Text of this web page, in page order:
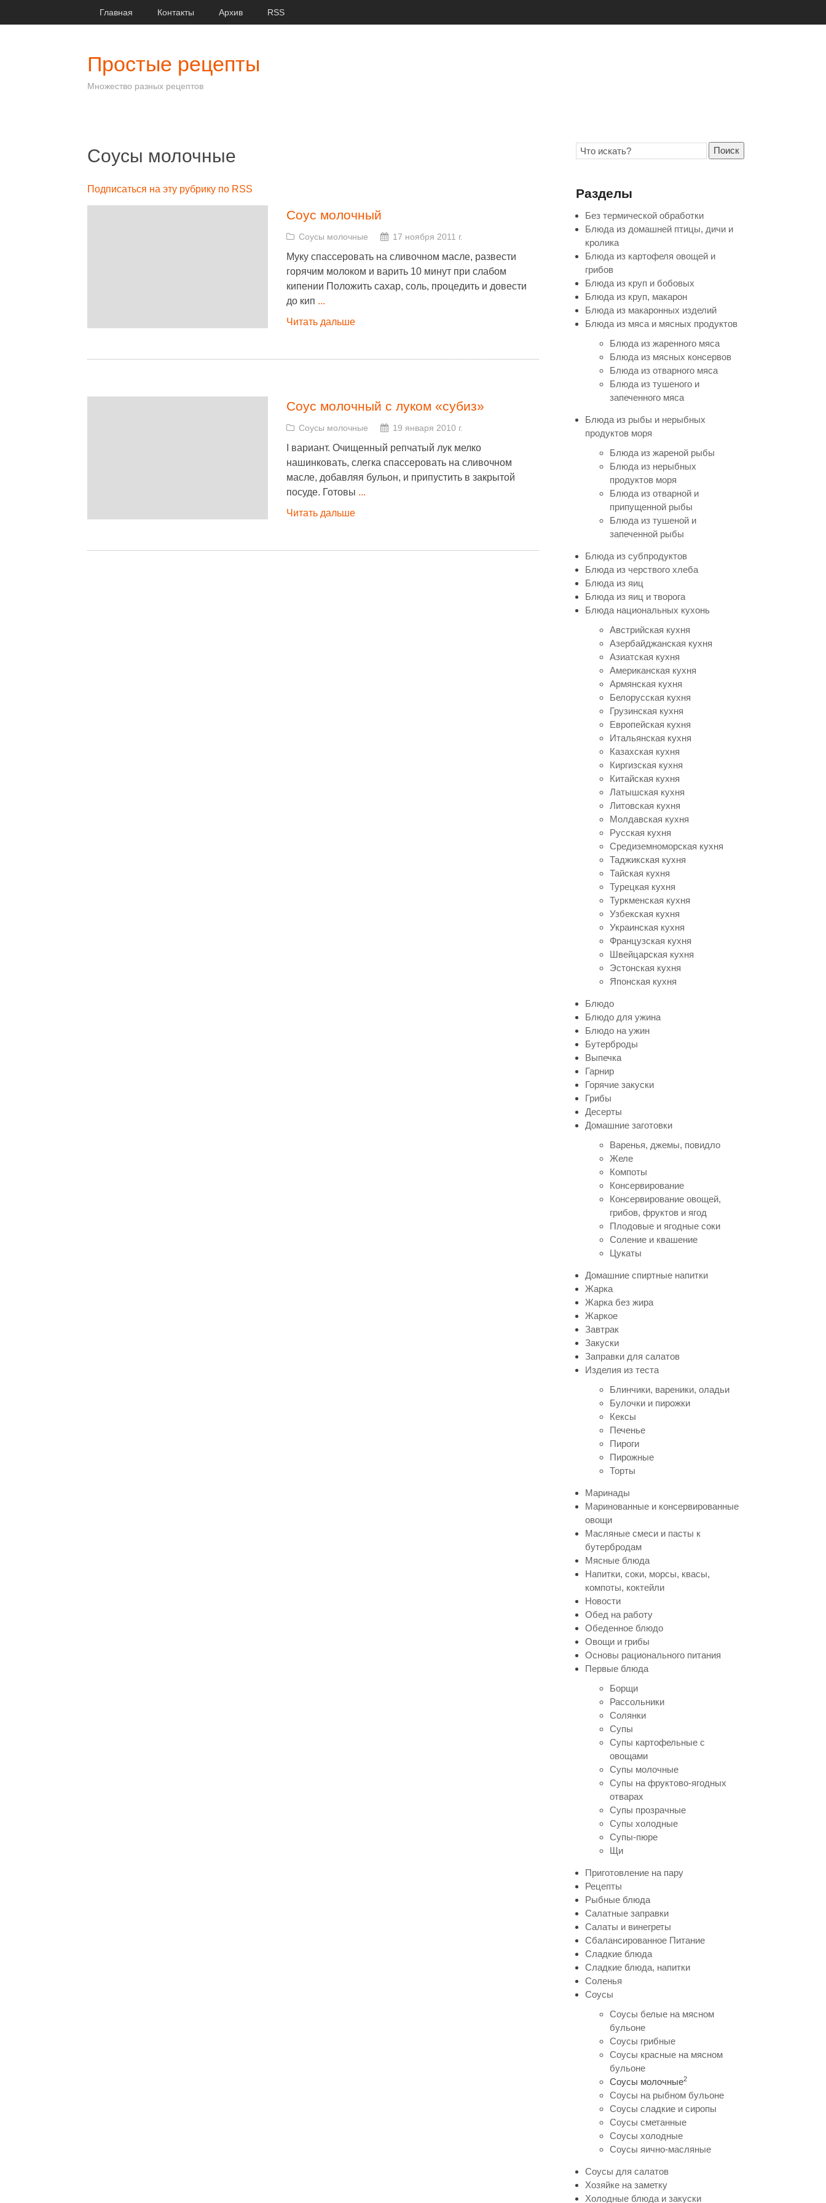
Главная Контакты Архив RSS
Простые рецепты
Множество разных рецептов
Соусы молочные
Подписаться на эту рубрику по RSS
Соус молочный
Соусы молочные 17 ноября 2011 г.
Муку спассеровать на сливочном масле, развести
горячим молоком и варить 10 минут при слабом
кипении Положить сахар, соль, процедить и довести
до кип ...
Читать дальше
Соус молочный с луком «субиз»
Соусы молочные 19 января 2010 г.
I вариант. Очищенный репчатый лук мелко
нашинковать, слегка спассеровать на сливочном
масле, добавляя бульон, и припустить в закрытой
посуде. Готовы ...
Читать дальше
Поиск
Разделы
Без термической обработки
Блюда из домашней птицы, дичи и
кролика
Блюда из картофеля овощей и
грибов
Блюда из круп и бобовых
Блюда из круп, макарон
Блюда из макаронных изделий
Блюда из мяса и мясных продуктов
Блюда из жаренного мяса
Блюда из мясных консервов
Блюда из отварного мяса
Блюда из тушеного и
запеченного мяса
Блюда из рыбы и нерыбных
продуктов моря
Блюда из жареной рыбы
Блюда из нерыбных
продуктов моря
Блюда из отварной и
припущенной рыбы
Блюда из тушеной и
запеченной рыбы
Блюда из субпродуктов
Блюда из черствого хлеба
Блюда из яиц
Блюда из яиц и творога
Блюда национальных кухонь
Австрийская кухня
Азербайджанская кухня
Азиатская кухня
Американская кухня
Армянская кухня
Белорусская кухня
Грузинская кухня
Европейская кухня
Итальянская кухня
Казахская кухня
Киргизская кухня
Китайская кухня
Латышская кухня
Литовская кухня
Молдавская кухня
Русская кухня
Средиземноморская кухня
Таджикская кухня
Тайская кухня
Турецкая кухня
Туркменская кухня
Узбекская кухня
Украинская кухня
Французская кухня
Швейцарская кухня
Эстонская кухня
Японская кухня
Блюдо
Блюдо для ужина
Блюдо на ужин
Бутерброды
Выпечка
Гарнир
Горячие закуски
Грибы
Десерты
Домашние заготовки
Варенья, джемы, повидло
Желе
Компоты
Консервирование
Консервирование овощей,
грибов, фруктов и ягод
Плодовые и ягодные соки
Соление и квашение
Цукаты
Домашние спиртные напитки
Жарка
Жарка без жира
Жаркое
Завтрак
Закуски
Заправки для салатов
Изделия из теста
Блинчики, вареники, оладьи
Булочки и пирожки
Кексы
Печенье
Пироги
Пирожные
Торты
Маринады
Маринованные и консервированные
овощи
Масляные смеси и пасты к
бутербродам
Мясные блюда
Напитки, соки, морсы, квасы,
компоты, коктейли
Новости
Обед на работу
Обеденное блюдо
Овощи и грибы
Основы рационального питания
Первые блюда
Борщи
Рассольники
Солянки
Супы
Супы картофельные с
овощами
Супы молочные
Супы на фруктово-ягодных
отварах
Супы прозрачные
Супы холодные
Супы-пюре
Щи
Приготовление на пару
Рецепты
Рыбные блюда
Салатные заправки
Салаты и винегреты
Сбалансированное Питание
Сладкие блюда
Сладкие блюда, напитки
Соленья
Соусы
Соусы белые на мясном
бульоне
Соусы грибные
Соусы красные на мясном
бульоне
Соусы молочные2
Соусы на рыбном бульоне
Соусы сладкие и сиропы
Соусы сметанные
Соусы холодные
Соусы яично-масляные
Соусы для салатов
Хозяйке на заметку
Холодные блюда и закуски